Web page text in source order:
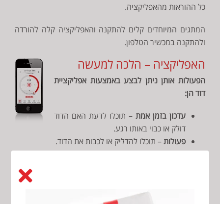
כל ההוראות מהאפליקציה.
המתגים המיוחדים קלים להתקנה והאפליקציה קלה להורדה
ולהתקנה במכשיר הטלפון.
האפליקציה – הלכה למעשה
הפעולות אותן ניתן לבצע באמצעות אפליקציית
דוד הן:
עדכון בזמן אמת – תוכלו לדעת האם הדוד
דולק או כבוי באותו רגע.
פעולות– תוכלו להדליק או לכבות את הדוד.
טיימר– תוכלו לתכנן את זמני ההדלקה והכיבוי ולאחר
– ניתן להגדיר כיבוי אוטומטי של הדוד לאחר
פרק זמן מסוים. (הגדרת זמן מקסימאלי של דוד דולק).